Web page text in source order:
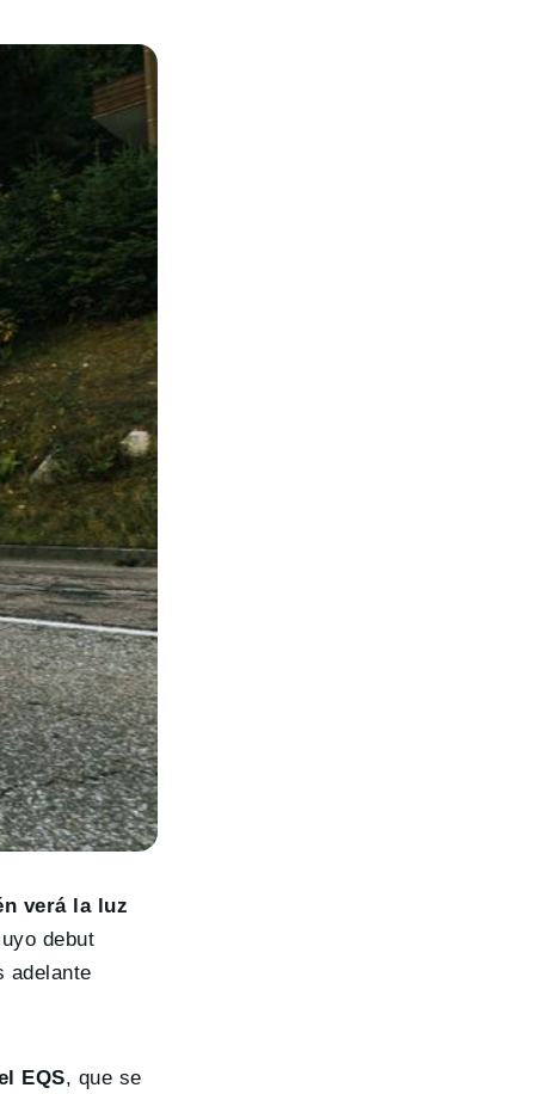
verá la luz
debut
adelante
EQS, que se